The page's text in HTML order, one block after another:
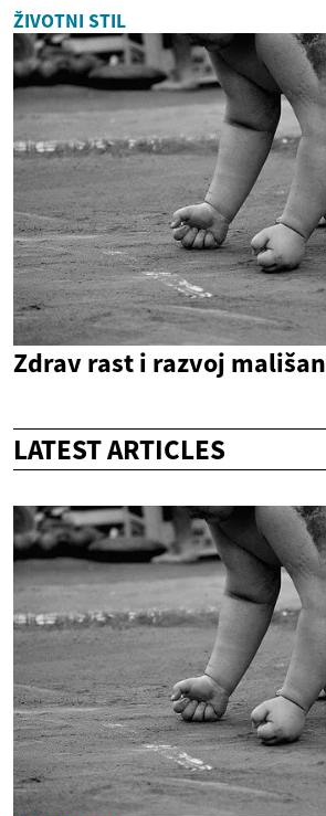
ŽIVOTNI STIL
Zdrav rast i razvoj
LATEST ARTICLES